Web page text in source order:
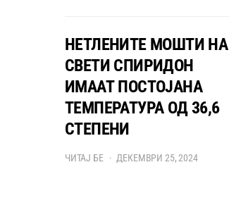
НЕТЛЕНИТЕ МОШТИ НА
СВЕТИ СПИРИДОН
ИМААТ ПОСТОЈАНА
ТЕМПЕРАТУРА ОД 36,6
СТЕПЕНИ
ЧИТАЈ БЕ ДЕКЕМВРИ 25, 2024